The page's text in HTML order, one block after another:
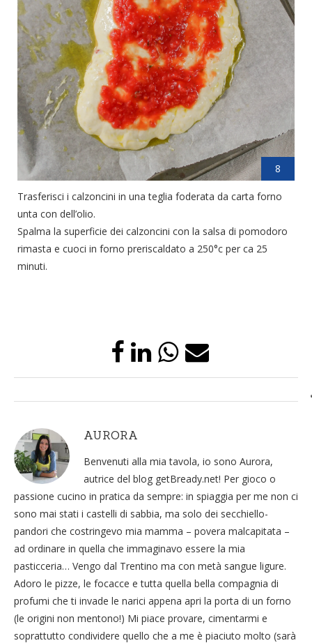
8
Trasferisci i calzoncini in una teglia foderata da carta forno
unta con dell’olio.
Spalma la superficie dei calzoncini con la salsa di pomodoro
rimasta e cuoci in forno preriscaldato a 250°c per ca 25
minuti.
AURORA
Benvenuti alla mia tavola, io sono Aurora,
autrice del blog getBready.net! Per gioco o
passione cucino in pratica da sempre: in spiaggia per me non ci
sono mai stati i castelli di sabbia, ma solo dei secchiello-
pandori che costringevo mia mamma – povera malcapitata –
ad ordinare in quella che immaginavo essere la mia
pasticceria… Vengo dal Trentino ma con metà sangue ligure.
Adoro le pizze, le focacce e tutta quella bella compagnia di
profumi che ti invade le narici appena apri la porta di un forno
(le origini non mentono!) Mi piace provare, cimentarmi e
soprattutto condividere quello che a me è piaciuto molto (sarà